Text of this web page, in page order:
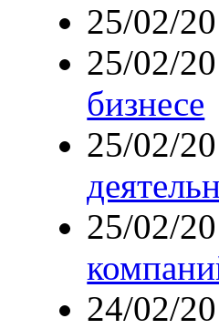
25/02/
25/02/
бизнесе
25/02/
25/02/
24/02/